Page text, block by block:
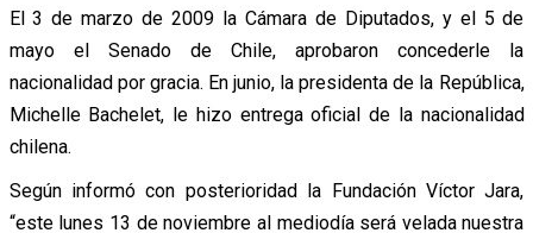
El 3 de marzo de 2009 la Cámara de Diputados, y el 5 de
mayo el Senado de Chile, aprobaron concederle la
nacionalidad por gracia. En junio, la presidenta de la República,
Michelle Bachelet, le hizo entrega oficial de la nacionalidad
chilena.
Según informó con posterioridad la Fundación Víctor Jara,
“este lunes 13 de noviembre al mediodía será velada nuestra